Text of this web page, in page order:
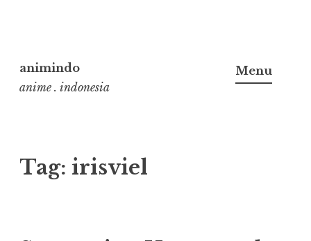
to
content
animindo
anime . indonesia
Menu
Tag: irisviel